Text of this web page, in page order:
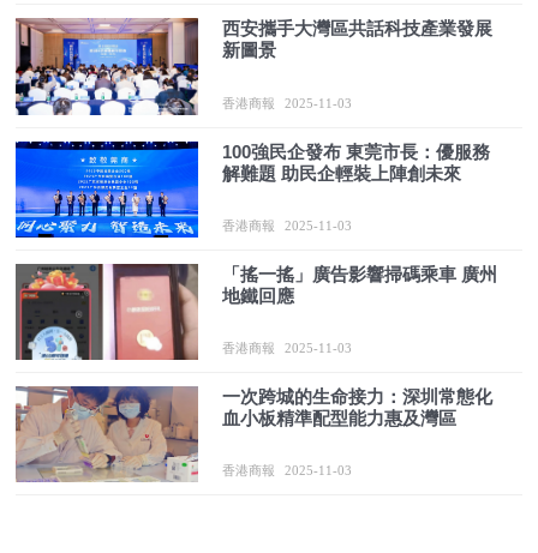
西安攜手大灣區共話科技產業發展
新圖景
香港商報 2025-11-03
100強民企發布 東莞市長：優服務
解難題 助民企輕裝上陣創未來
香港商報 2025-11-03
「搖一搖」廣告影響掃碼乘車 廣州
地鐵回應
香港商報 2025-11-03
一次跨城的生命接力：深圳常態化
血小板精準配型能力惠及灣區
香港商報 2025-11-03